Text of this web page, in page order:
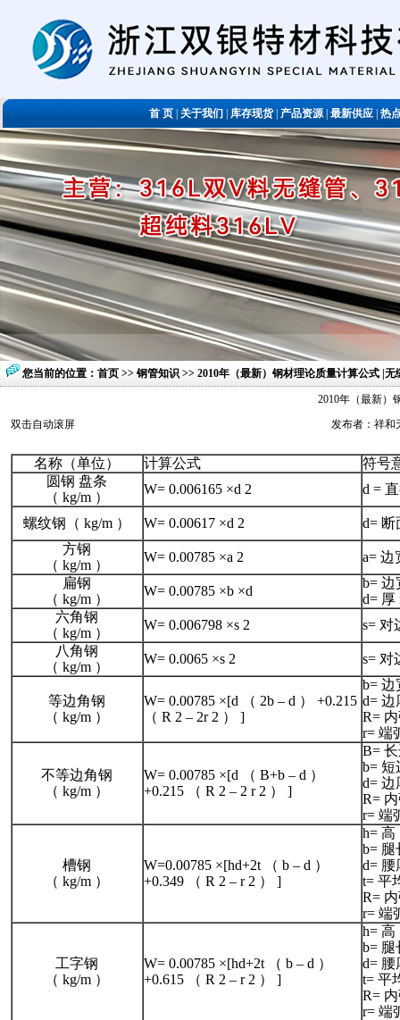
首 页关于我们库存现货|产品资源|最新供应|热
您当前的位置： 首页 >> 钢管知识 >> 2010年（最新）钢材理论质量计算公式 |无
2010年（最新）
双击自动滚屏
发布者：祥和
名称（单位） 计算公式
符号
圆钢 盘条
（ kg/m ）
W= 0.006165 ×d 2 d =
螺纹钢（ kg/m ） W= 0.00617 ×d 2
d= 断
方钢
（ kg/m ）
W= 0.00785 ×a 2
a= 边
扁钢
（ kg/m ）
W= 0.00785 ×b ×d
b= 边
d= 厚
六角钢
（ kg/m ）
W= 0.006798 ×s 2
s= 对
八角钢
（ kg/m ）
W= 0.0065 ×s 2 s= 对
等边角钢
（ kg/m ）
W= 0.00785 ×[d （ 2b – d ） +0.215
（ R 2 – 2r 2 ） ]
b= 边
d= 边
R=
r= 端
不等边角钢
（ kg/m ）
W= 0.00785 ×[d （ B+b – d ）
+0.215 （ R 2 – 2 r 2 ） ]
B=
b= 短
d= 边
R=
r= 端
槽钢
（ kg/m ）
W=0.00785 ×[hd+2t （ b – d ）
+0.349 （ R 2 – r 2 ） ]
h= 高
b= 腿
d= 腰
t= 平
R=
r= 端
工字钢
（ kg/m ）
W= 0.00785 ×[hd+2t （ b – d ）
+0.615 （ R 2 – r 2 ） ]
h= 高
b= 腿
d= 腰
t= 平
R=
r= 端